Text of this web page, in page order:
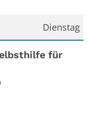
Dienstag
für